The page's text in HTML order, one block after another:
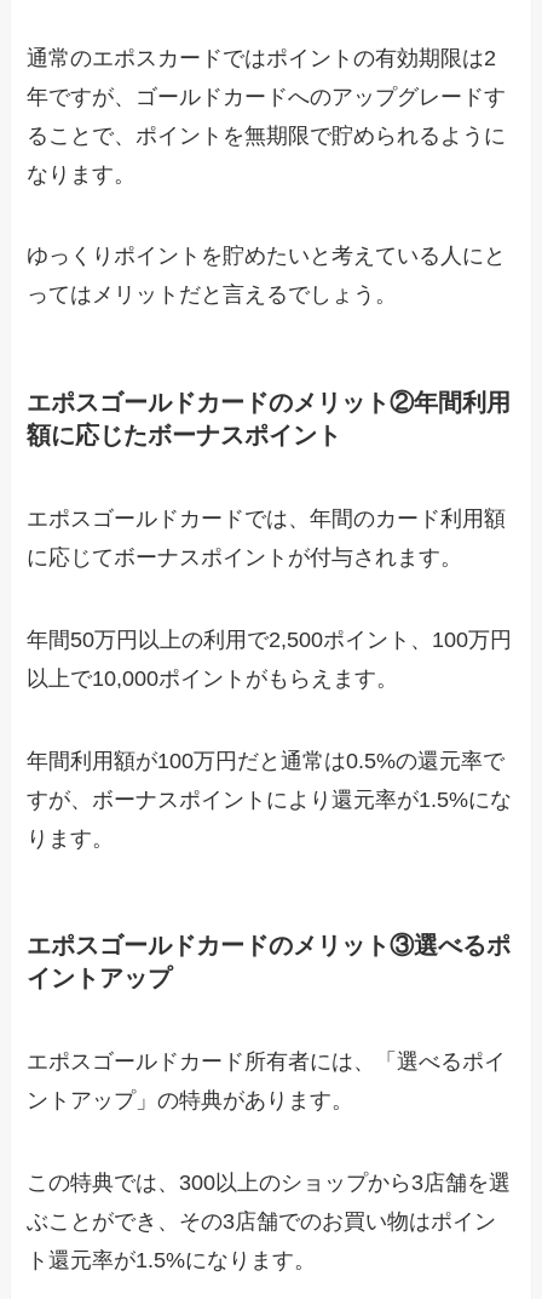
通常のエポスカードではポイントの有効期限は2
年ですが、ゴールドカードへのアップグレードす
ることで、ポイントを無期限で貯められるように
なります。
ゆっくりポイントを貯めたいと考えている人にと
ってはメリットだと言えるでしょう。
エポスゴールドカードのメリット②年間利用
額に応じたボーナスポイント
エポスゴールドカードでは、年間のカード利用額
に応じてボーナスポイントが付与されます。
年間50万円以上の利用で2,500ポイント、100万円
以上で10,000ポイントがもらえます。
年間利用額が100万円だと通常は0.5%の還元率で
すが、ボーナスポイントにより還元率が1.5%にな
ります。
エポスゴールドカードのメリット③選べるポ
イントアップ
エポスゴールドカード所有者には、「選べるポイ
ントアップ」の特典があります。
この特典では、300以上のショップから3店舗を選
ぶことができ、その3店舗でのお買い物はポイン
ト還元率が1.5%になります。